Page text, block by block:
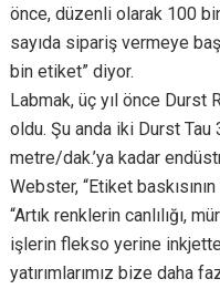
önce, düzenli olarak 100
sayıda sipariş vermeye
bin etiket” diyor.
Labmak, üç yıl önce
oldu. Şu anda iki Durst
metre/dak.’ya kadar
Webster, “Etiket
“Artık renklerin canlılığı,
işlerin flekso yerine
yatırımlarımız bize daha